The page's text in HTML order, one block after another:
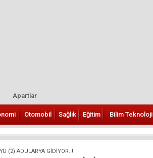
Apartlar
Otomobil Sağlık Eğitim Bilim Teknoloji
(2) ADULARYA GİDİYOR..!